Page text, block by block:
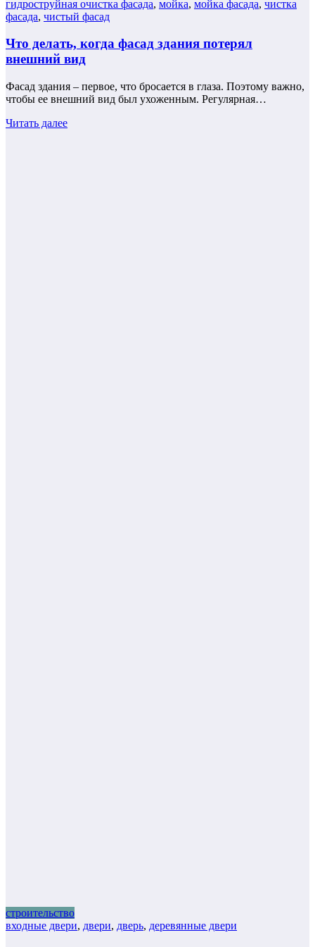
гидроструйная очистка фасада, мойка, мойка фасада, чистка
фасада, чистый фасад
Что делать, когда фасад здания потерял
внешний вид
Фасад здания – первое, что бросается в глаза. Поэтому важно,
чтобы ее внешний вид был ухоженным. Регулярная…
Читать далее
строительство
входные двери, двери, дверь, деревянные двери